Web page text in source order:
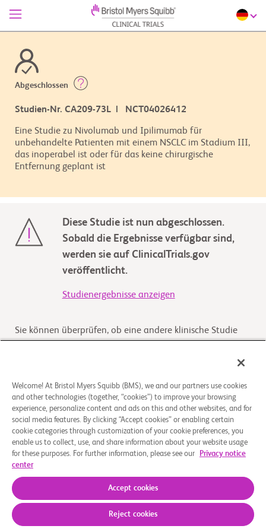
Abgeschlossen
Studien-Nr. CA209-73L | NCT04026412
Eine Studie zu Nivolumab und Ipilimumab für
unbehandelte Patienten mit einem NSCLC im Stadium III,
das inoperabel ist oder für das keine chirurgische
Entfernung geplant ist
Diese Studie ist nun abgeschlossen.
Sobald die Ergebnisse verfügbar sind,
werden sie auf ClinicalTrials.gov
veröffentlicht.
Studienergebnisse anzeigen
Sie können überprüfen, ob eine andere klinische Studie
„Prüfen Sie, ob eine Studie für Sie infrage kommt“ klicken
Überblick
Das primäre Ziel der Studie ist der Vergleich der
Wirksamkeit von Nivolumab plus CCRT, gefolgt von
Nivolumab plus Ipilimumab (Arm A), im Vergleich zu CCRT,
Datenschutzbestimmungen Impressum
Welcome! At Bristol Myers Squibb (BMS), we and our partners use cookies
and other technologies (together, “cookies”) to improve your browsing
experience, personalize content and ads on this and other websites, and for
social media features. By clicking “Accept cookies” or enabling certain
cookie categories through customization of your cookie preferences, you
enable us to collect, use, and share information about your website usage
for these purposes. For further information, please see our
Privacy notice
center
Accept cookies
Reject cookies